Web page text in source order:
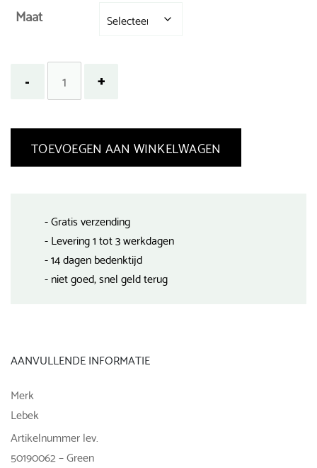
Maat
TOEVOEGEN AAN WINKELWAGEN
- Gratis verzending
- Levering 1 tot 3 werkdagen
- 14 dagen bedenktijd
- niet goed, snel geld terug
AANVULLENDE INFORMATIE
Merk
Lebek
Artikelnummer lev.
50190062 – Green